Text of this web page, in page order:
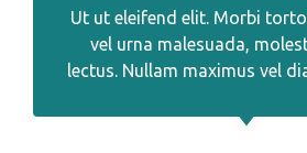
Ut ut eleifend elit. Morbi
vel urna malesuada,
lectus. Nullam maximus vel